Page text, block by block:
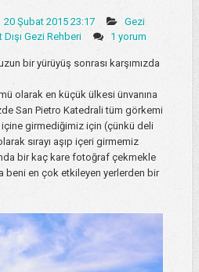
20 Şubat 2015 23:17
Gezi
Dışı Gezi Rehberi 1 yorum
bir yürüyüş sonrası karşımızda
olarak en küçük ülkesi ünvanına
San Pietro Katedrali tüm görkemi
içine girmediğimiz için (çünkü deli
sırayı aşıp içeri girmemiz
bir kaç kare fotoğraf çekmekle
en çok etkileyen yerlerden bir